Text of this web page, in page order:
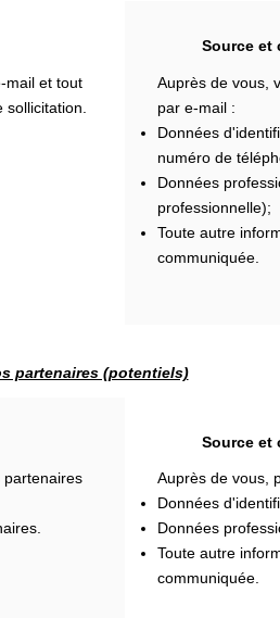
mail et tout
Source et
Auprès de vous,
par e-mail :
Données
numéro de
Données
professionnelle);
Toute autre
communiquée.
partenaires (potentiels)
partenaires
Source et
Auprès de vous,
Données
Données
Toute autre
communiquée.